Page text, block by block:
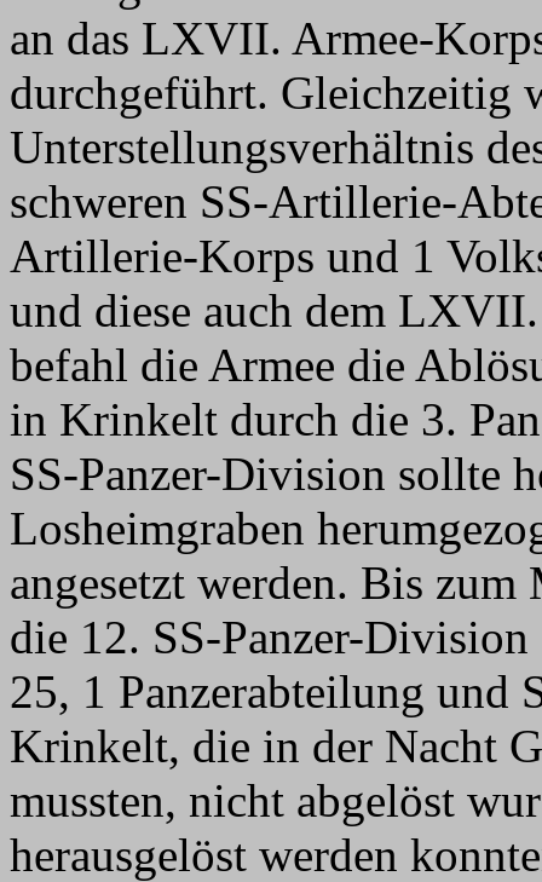
an das LXVII. Armee-
durchgeführt. Gleichzeitig
Unterstellungsverhältnis
schweren SS-Artillerie-
Artillerie-Korps und 1
und diese auch dem
befahl die Armee die
in Krinkelt durch die 3.
SS-Panzer-Division sollte
Losheimgraben
angesetzt werden. Bis
die 12. SS-Panzer-
25, 1 Panzerabteilung und
Krinkelt, die in der Nacht
mussten, nicht abgelöst
herausgelöst werden